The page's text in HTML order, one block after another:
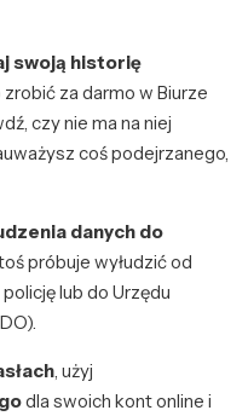
swoją historię
za darmo w Biurze
czy nie ma na niej
coś podejrzanego,
danych do
próbuje wyłudzić od
lub do Urzędu
, użyj
dla swoich kont online i